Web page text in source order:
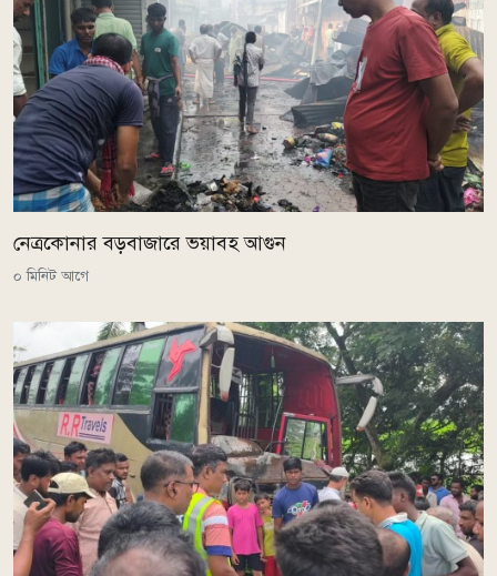
নেত্রকোনার বড়বাজারে ভয়াবহ আগুন
০ মিনিট আগে